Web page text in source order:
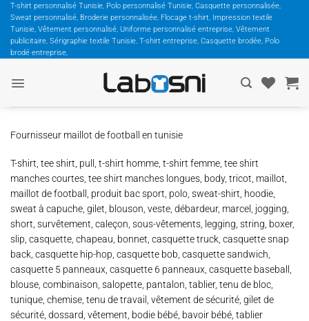
Passer
contenu
T-shirt personnalisé Tunisie, Polo personnalisé Tunisie, Casquette personnalisée,
Sweat personnalisé, Broderie personnalisée, Flocage t-shirt, Impression textile
Tunisie, Vêtement personnalisé, Uniforme personnalisé entreprise, Vêtement
publicitaire, Sérigraphie textile Tunisie, T-shirt entreprise, Casquette brodée, Polo
brodé entreprise,
Fournisseur maillot de football en tunisie
T-shirt, tee shirt, pull, t-shirt homme, t-shirt femme, tee shirt
manches courtes, tee shirt manches longues, body, tricot, maillot,
maillot de football, produit bac sport, polo, sweat-shirt, hoodie,
sweat à capuche, gilet, blouson, veste, débardeur, marcel, jogging,
short, survêtement, caleçon, sous-vêtements, legging, string, boxer,
slip, casquette, chapeau, bonnet, casquette truck, casquette snap
back, casquette hip-hop, casquette bob, casquette sandwich,
casquette 5 panneaux, casquette 6 panneaux, casquette baseball,
blouse, combinaison, salopette, pantalon, tablier, tenu de bloc,
tunique, chemise, tenu de travail, vêtement de sécurité, gilet de
sécurité, dossard, vêtement, bodie bébé, bavoir bébé, tablier